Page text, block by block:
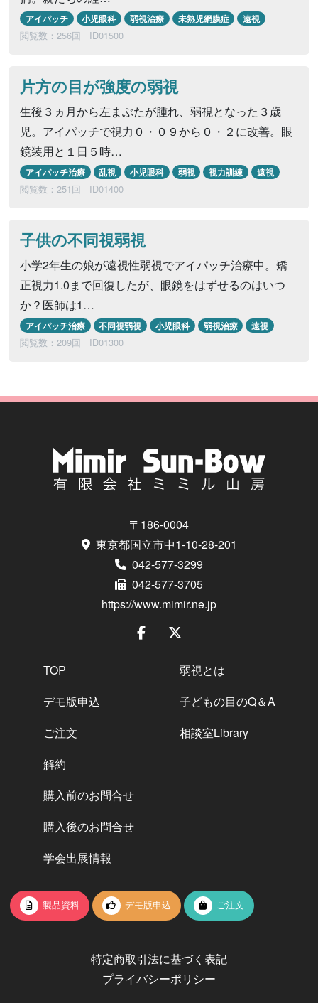
アイパッチ 小児眼科 弱視治療 未熟児網膜症 遠視
閲覧数：256回 ID01500
片方の目が強度の弱視
生後３ヵ月から左まぶたが腫れ、弱視となった３歳
児。アイパッチで視力０・０９から０・２に改善。眼
鏡装用と１日５時…
アイパッチ治療 乱視 小児眼科 弱視 視力訓練 遠視
閲覧数：251回 ID01400
子供の不同視弱視
小学2年生の娘が遠視性弱視でアイパッチ治療中。矯
正視力1.0まで回復したが、眼鏡をはずせるのはいつ
か？医師は1…
アイパッチ治療 不同視弱視 小児眼科 弱視治療 遠視
閲覧数：209回 ID01300
〒186-0004
東京都国立市中1-10-28-201
042-577-3299
042-577-3705
https://www.mimir.ne.jp
TOP
デモ版申込
ご注文
解約
購入前のお問合せ
購入後のお問合せ
学会出展情報
弱視とは
子どもの目のQ＆A
相談室Library
製品資料 デモ版申込 ご注文
特定商取引法に基づく表記
プライバシーポリシー